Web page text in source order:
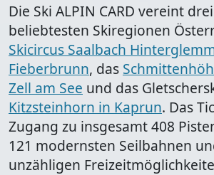
Die Ski ALPIN CARD vereint
beliebtesten Skiregionen
Skicircus Saalbach
Fieberbrunn, das
Zell am See und das
Kitzsteinhorn in Kaprun. Das
Zugang zu insgesamt 408
121 modernsten Seilbahnen
unzähligen